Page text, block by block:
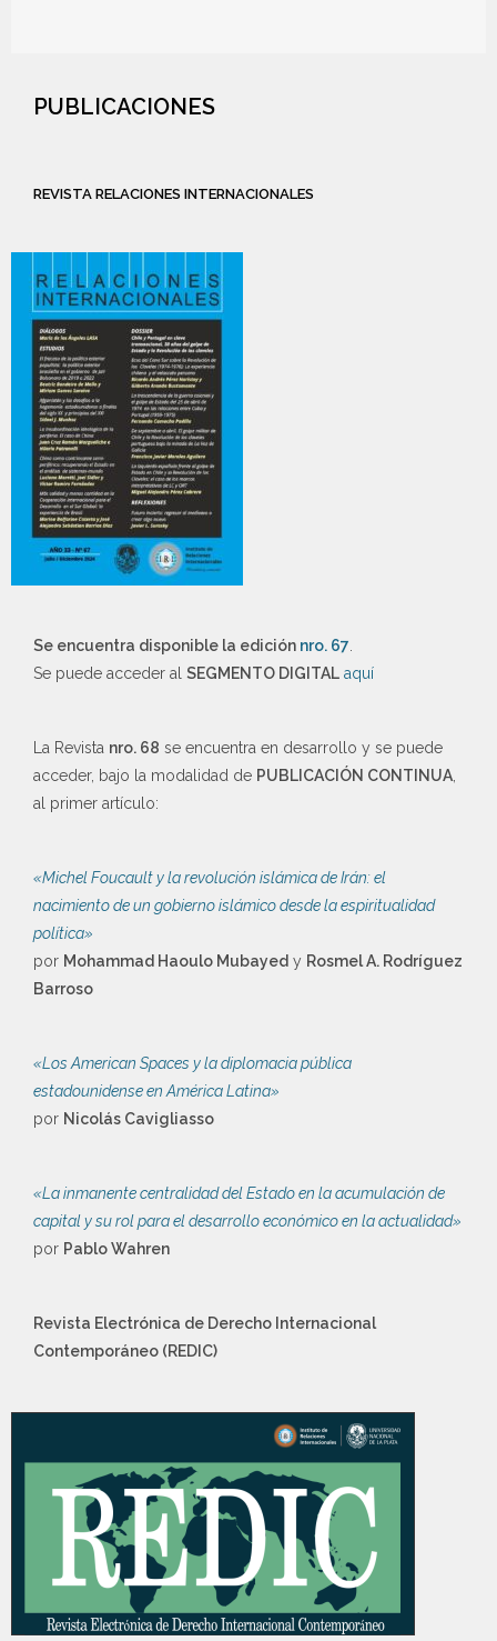
PUBLICACIONES
REVISTA RELACIONES INTERNACIONALES
Se encuentra disponible la edición nro. 67
Se puede acceder al SEGMENTO DIGITAL aquí
La Revista nro. 68 se encuentra en desarrollo y se puede
acceder, bajo la modalidad de PUBLICACIÓN CONTINUA
al primer artículo:
«Michel Foucault y la revolución islámica de Irán: el
nacimiento de un gobierno islámico desde la espiritualidad
política»
por Mohammad Haoulo Mubayed y Rosmel A. Rodríguez
Barroso
«Los American Spaces y la diplomacia pública
estadounidense en América Latina»
por Nicolás Cavigliasso
«La inmanente centralidad del Estado en la acumulación de
capital y su rol para el desarrollo económico en la actualidad»
por Pablo Wahren
Revista Electrónica de Derecho Internacional
Contemporáneo (REDIC)